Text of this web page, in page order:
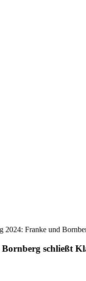
2024: Franke und
schließt